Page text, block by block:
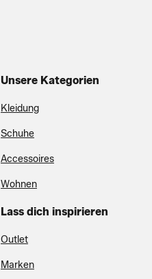
Unsere Kategorien
Kleidung
Schuhe
Accessoires
Wohnen
Lass dich inspirieren
Outlet
Marken